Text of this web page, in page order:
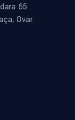
65
Ovar